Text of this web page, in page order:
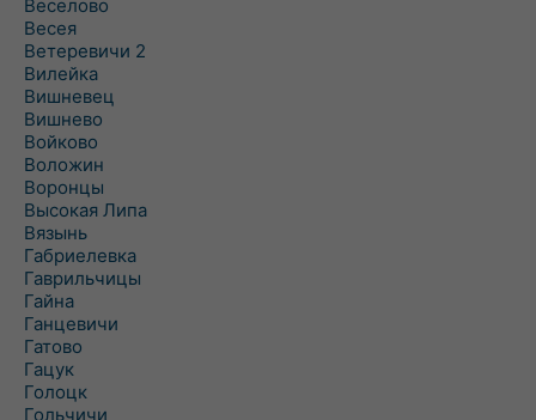
Веселово
Весея
Ветеревичи 2
Вилейка
Вишневец
Вишнево
Войково
Воложин
Воронцы
Высокая Липа
Вязынь
Габриелевка
Гаврильчицы
Гайна
Ганцевичи
Гатово
Гацук
Голоцк
Гольчичи